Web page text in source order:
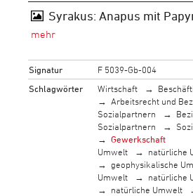
Syrakus: Anapus mit
Signatur
F 5039-Gb-004
Schlagwörter
Wirtschaft
Arbeitsrecht und
Sozialpartnern
Sozialpartnern
Gewerkschaft
Umwelt
natürliche
geophysikalische
Umwelt
natürliche
natürliche Umwelt